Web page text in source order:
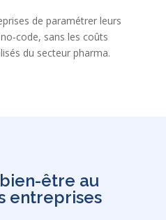
de paramétrer leurs
code, sans les coûts
du secteur pharma.
être au
entreprises